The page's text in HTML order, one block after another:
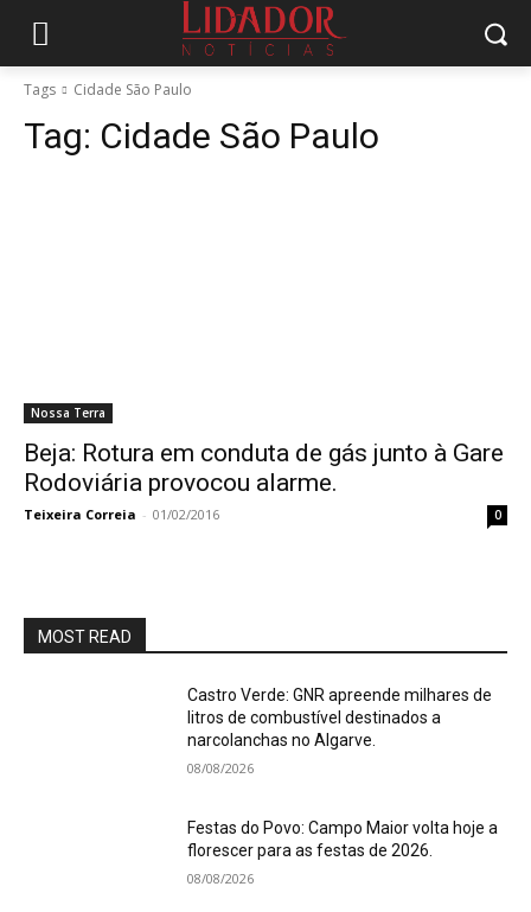
Tags Cidade São Paulo
Tag: Cidade São Paulo
Nossa Terra
Beja: Rotura em conduta de gás junto à Gare
Rodoviária provocou alarme.
Teixeira Correia - 01/02/2016 0
MOST READ
Castro Verde: GNR apreende milhares de
litros de combustível destinados a
narcolanchas no Algarve.
08/08/2026
Festas do Povo: Campo Maior volta hoje a
florescer para as festas de 2026.
08/08/2026